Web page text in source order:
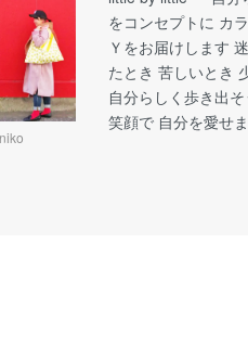
niko
をコンセプトに カ
Ｙをお届けします
たとき 苦しいとき
自分らしく歩き出
笑顔で 自分を愛せ